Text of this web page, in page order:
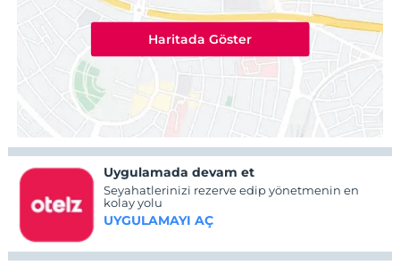
Haritada Göster
Uygulamada devam et
Seyahatlerinizi rezerve edip yönetmenin en
kolay yolu
UYGULAMAYI AÇ